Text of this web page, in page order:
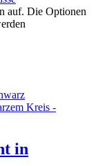
auf. Die Optionen
in